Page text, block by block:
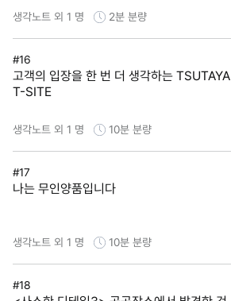
생각노트 외 1 명 2분 분량
#16
고객의 입장을 한 번 더 생각하는 TSUTAYA
T-SITE
생각노트 외 1 명 10분 분량
#17
나는 무인양품입니다
생각노트 외 1 명 10분 분량
#18